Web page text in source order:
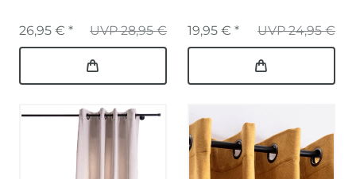
UVP 28,95 €
26,95 € * UVP 24,95 €
19,95 € *